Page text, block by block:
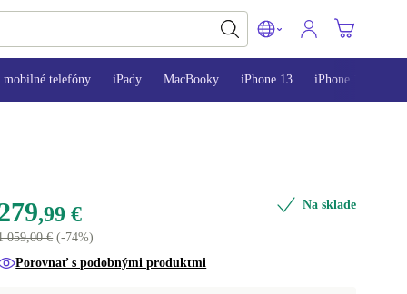
mobilné telefóny iPady MacBooky iPhone 13 iPhone 14
,99 €
059,00 €(-74%)
Na sklade
Porovnať s podobnými produktmi